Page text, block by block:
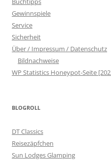
Gewinnspiele
Service
Sicherheit
Über / Impressum / Datenschutz
Bildnachweise
WP Statistics Honeypot-Seite
BLOGROLL
DT Classics
Reisezäpfchen
Sun Lodges Glamping